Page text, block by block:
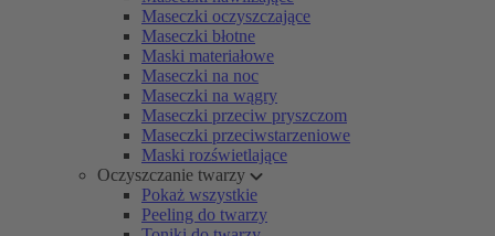
Maseczki oczyszczające
Maseczki błotne
Maski materiałowe
Maseczki na noc
Maseczki na wągry
Maseczki przeciw pryszczom
Maseczki przeciwstarzeniowe
Maski rozświetlające
Oczyszczanie twarzy
Pokaż wszystkie
Peeling do twarzy